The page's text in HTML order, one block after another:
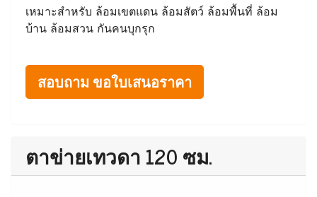
เหมาะสำหรับ ล้อมเขตแดน ล้อมสัตว์ ล้อมพื้นที่ ล้อม
บ้าน ล้อมสวน กันคนบุกรุก
สอบถาม ขอใบเสนอราคา
ตาข่ายเทวดา 120 ซม.